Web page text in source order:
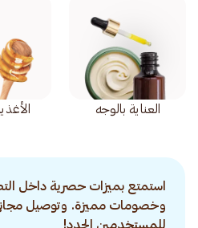
العناية بالوجه
استمتع بميزات حصرية داخل
وخصومات مميزة. وتوصيل
للمستخدمين الجدد!